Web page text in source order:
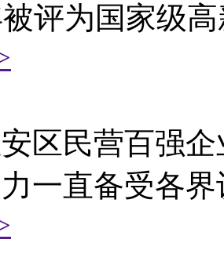
评为国家级
区民营百强企
一直备受各界